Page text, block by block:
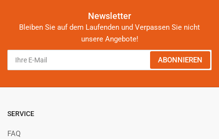
Newsletter
Bleiben Sie auf dem Laufenden und Verpassen Sie nicht
unsere Angebote!
Mail
ABONNIEREN
SERVICE
FAQ